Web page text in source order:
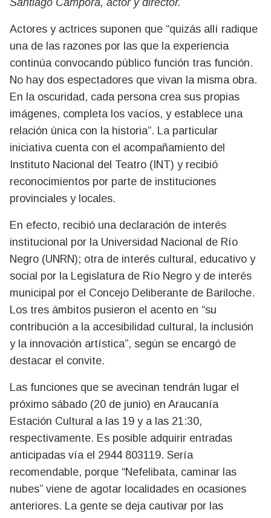
Actores y actrices suponen que “quizás allí radique
una de las razones por las que la experiencia
continúa convocando público función tras función.
No hay dos espectadores que vivan la misma obra.
En la oscuridad, cada persona crea sus propias
imágenes, completa los vacíos, y establece una
relación única con la historia”. La particular
iniciativa cuenta con el acompañamiento del
Instituto Nacional del Teatro (INT) y recibió
reconocimientos por parte de instituciones
provinciales y locales.
En efecto, recibió una declaración de interés
institucional por la Universidad Nacional de Río
Negro (UNRN); otra de interés cultural, educativo y
social por la Legislatura de Río Negro y de interés
municipal por el Concejo Deliberante de Bariloche.
Los tres ámbitos pusieron el acento en “su
contribución a la accesibilidad cultural, la inclusión
y la innovación artística”, según se encargó de
destacar el convite.
Las funciones que se avecinan tendrán lugar el
próximo sábado (20 de junio) en Araucanía
Estación Cultural a las 19 y a las 21:30,
respectivamente. Es posible adquirir entradas
anticipadas vía el 2944 803119. Sería
recomendable, porque “Nefelibata, caminar las
nubes” viene de agotar localidades en ocasiones
anteriores. La gente se deja cautivar por las